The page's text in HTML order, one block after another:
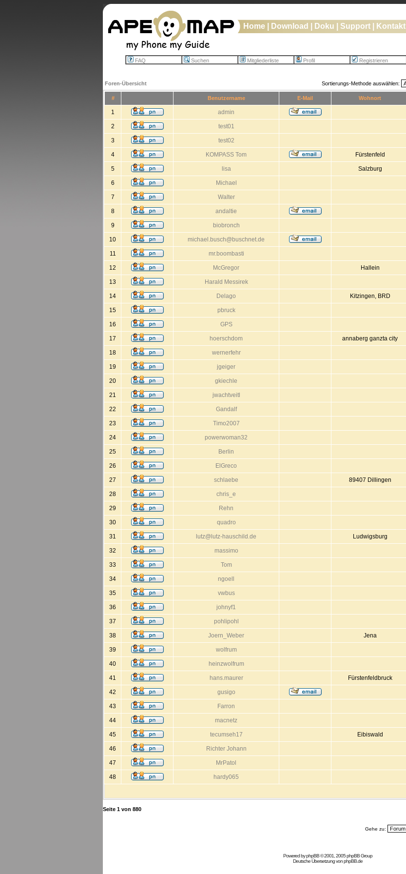
Home Download Doku Support Kontakt
FAQ Suchen Mitgliederliste Profil Registrieren
Foren-Übersicht Sortierungs-Methode auswählen:
# Benutzername E-Mail Wohnort
1 admin
2 test01
3 test02
4 KOMPASS Tom Fürstenfeld
5 lisa Salzburg
6 Michael
7 Walter
8 andaltie
9 biobronch
10 michael.busch@buschnet.de
11 mr.boombasti
12 McGregor Hallein
13 Harald Messirek
14 Delago Kitzingen, BRD
15 pbruck
16 GPS
17 hoerschdom annaberg ganzta city
18 wernerfehr
19 jgeiger
20 gkiechle
21 jwachtveitl
22 Gandalf
23 Timo2007
24 powerwoman32
25 Berlin
26 ElGreco
27 schlaebe 89407 Dillingen
28 chris_e
29 Rehn
30 quadro
31 lutz@lutz-hauschild.de Ludwigsburg
32 massimo
33 Tom
34 ngoell
35 vwbus
36 johnyf1
37 pohlipohl
38 Joern_Weber Jena
39 wolfrum
40 heinzwolfrum
41 hans.maurer Fürstenfeldbruck
42 gusigo
43 Farron
44 macnetz
45 tecumseh17 Eibiswald
46 Richter Johann
47 MrPatol
48 hardy065
Seite 1 von 880
Gehe zu:
Powered byphpBB© 2001, 2005 phpBB Group
Deutsche Übersetzung vonphpBB.de